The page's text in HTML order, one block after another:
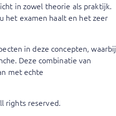
in zowel theorie als praktijk.
het examen haalt en het zeer
in deze concepten, waarbij
Deze combinatie van
met echte
rights reserved.